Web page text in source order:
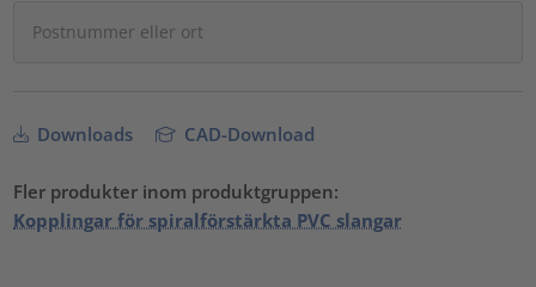
Downloads CAD-Download
Fler produkter inom produktgruppen:
Kopplingar för spiralförstärkta PVC slangar